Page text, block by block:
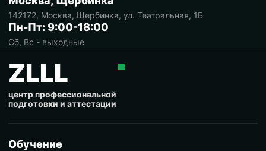
142172, Москва, Щербинка, ул. Театральная, 1Б
Пн-Пт: 9:00-18:00
Сб, Вс - выходные
ZLLL
центр профессиональной
подготовки и аттестации
Обучение